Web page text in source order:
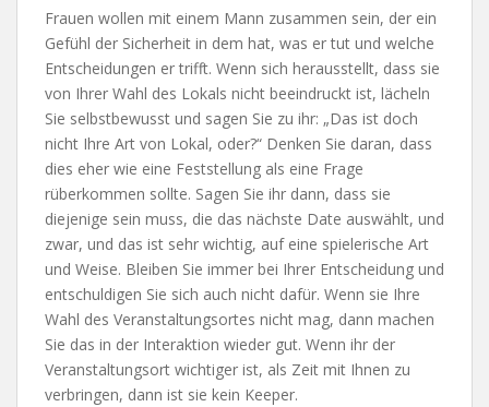
Frauen wollen mit einem Mann zusammen sein, der ein
Gefühl der Sicherheit in dem hat, was er tut und welche
Entscheidungen er trifft. Wenn sich herausstellt, dass sie
von Ihrer Wahl des Lokals nicht beeindruckt ist, lächeln
Sie selbstbewusst und sagen Sie zu ihr: „Das ist doch
nicht Ihre Art von Lokal, oder?“ Denken Sie daran, dass
dies eher wie eine Feststellung als eine Frage
rüberkommen sollte. Sagen Sie ihr dann, dass sie
diejenige sein muss, die das nächste Date auswählt, und
zwar, und das ist sehr wichtig, auf eine spielerische Art
und Weise. Bleiben Sie immer bei Ihrer Entscheidung und
entschuldigen Sie sich auch nicht dafür. Wenn sie Ihre
Wahl des Veranstaltungsortes nicht mag, dann machen
Sie das in der Interaktion wieder gut. Wenn ihr der
Veranstaltungsort wichtiger ist, als Zeit mit Ihnen zu
verbringen, dann ist sie kein Keeper.